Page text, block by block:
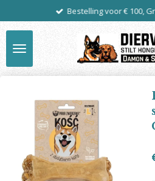
de
hoofdinhoud
Bestelling voor € 100,